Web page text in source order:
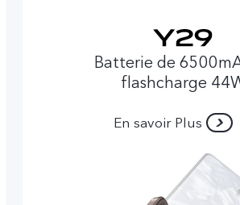
Batterie de
flashcharge
En savoir Plus